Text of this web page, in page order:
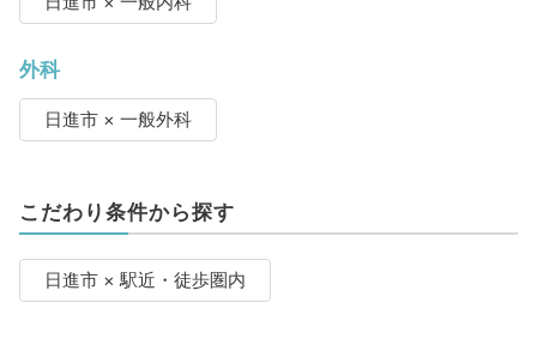
外科
日進市 × 一般外科
こだわり条件から探す
日進市 × 駅近・徒歩圏内